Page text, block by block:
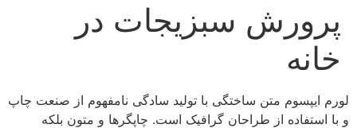
پرورش سبزیجات در
خانه
لورم ایپسوم متن ساختگی با تولید سادگی نامفهوم از صنعت چاپ
و با استفاده از طراحان گرافیک است. چاپگرها و متون بلکه